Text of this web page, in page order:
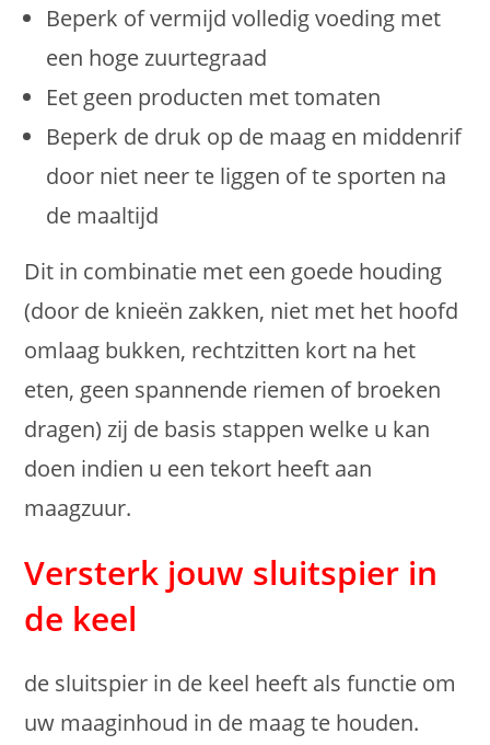
Beperk of vermijd volledig voeding met
een hoge zuurtegraad
Eet geen producten met tomaten
Beperk de druk op de maag en middenrif
door niet neer te liggen of te sporten na
de maaltijd
Dit in combinatie met een goede houding
(door de knieën zakken, niet met het hoofd
omlaag bukken, rechtzitten kort na het
eten, geen spannende riemen of broeken
dragen) zij de basis stappen welke u kan
doen indien u een tekort heeft aan
maagzuur.
Versterk jouw sluitspier in
de keel
de sluitspier in de keel heeft als functie om
uw maaginhoud in de maag te houden.